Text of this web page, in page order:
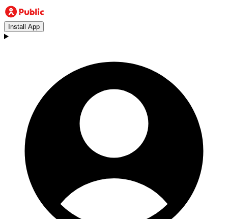
Install App